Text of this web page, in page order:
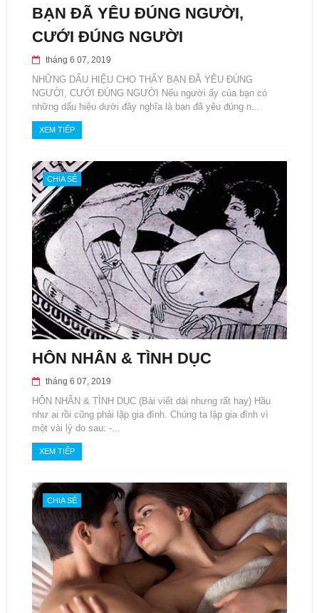
BẠN ĐÃ YÊU ĐÚNG NGƯỜI,
CƯỚI ĐÚNG NGƯỜI
tháng 6 07, 2019
NHỮNG DẤU HIỆU CHO THẤY BẠN ĐÃ YÊU ĐÚNG
NGƯỜI, CƯỚI ĐÚNG NGƯỜI Nếu người ấy của bạn có
những dấu hiệu dưới đây nghĩa là bạn đã yêu đúng n...
XEM TIẾP
CHIA SẺ
HÔN NHÂN & TÌNH DỤC
tháng 6 07, 2019
HÔN NHÂN & TÌNH DỤC (Bài viết dài nhưng rất hay) Hầu
như ai rồi cũng phải lập gia đình. Chúng ta lập gia đình vì
một vài lý do sau: -...
XEM TIẾP
CHIA SẺ